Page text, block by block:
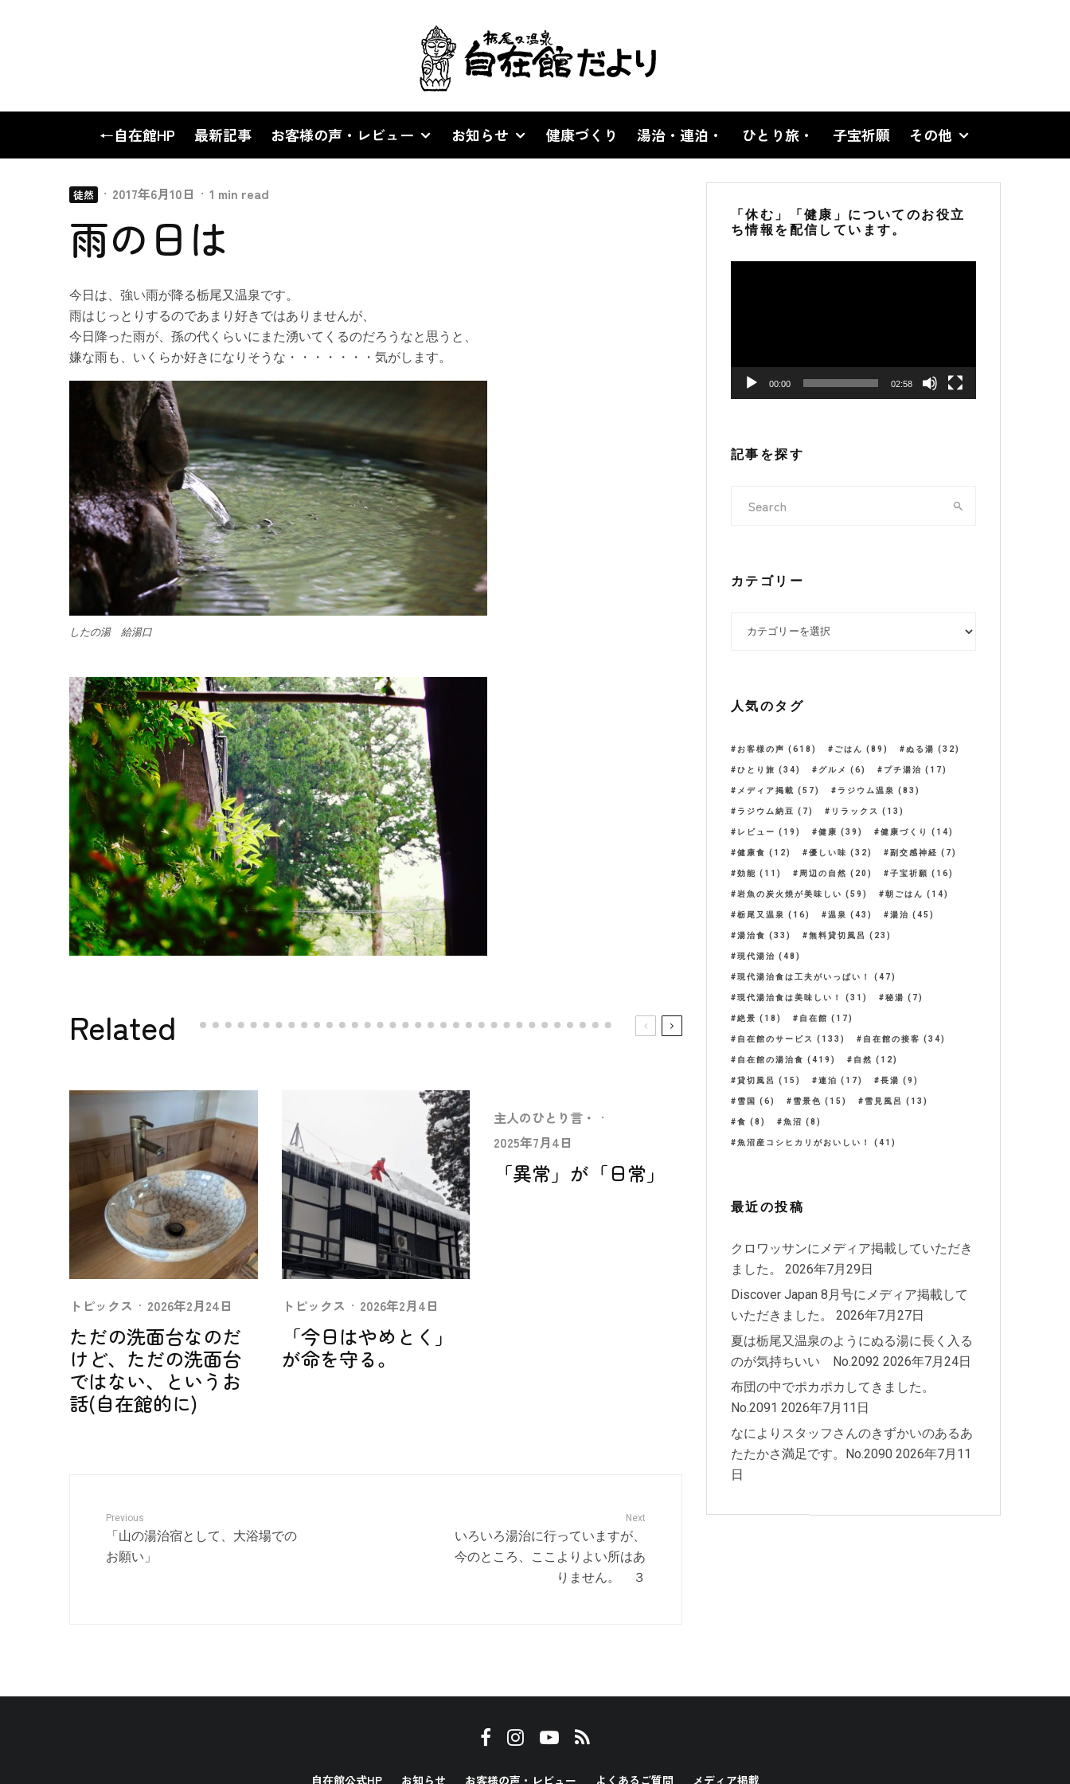
←自在館HP 最新記事 お客様の声・レビュー お知らせ 健康づくり 湯治・連泊・ ひとり旅・ 子宝祈願 その他
徒然 · 2017年6月10日 · 1 min read
雨の日は
今日は、強い雨が降る栃尾又温泉です。
雨はじっとりするのであまり好きではありませんが、
今日降った雨が、孫の代くらいにまた湧いてくるのだろうなと思うと、
嫌な雨も、いくらか好きになりそうな・・・・・・・気がします。
したの湯 給湯口
Related
トピックス · 2026年2月24日
ただの洗面台なのだ
けど、ただの洗面台
ではない、というお
話(自在館的に)
トピックス · 2026年2月4日
「今日はやめとく」
が命を守る。
主人のひとり言・ ·
2025年7月4日
「異常」が「日常」
Previous
「山の湯治宿として、大浴場での
お願い」
Next
いろいろ湯治に行っていますが、
今のところ、ここよりよい所はあ
りません。 ３
「休む」「健康」についてのお役立
ち情報を配信しています。
00:00 02:58
記事を探す
カテゴリー
人気のタグ
お客様の声 (618) ごはん (89) ぬる湯 (32)
ひとり旅 (34) グルメ (6) プチ湯治 (17)
メディア掲載 (57) ラジウム温泉 (83)
ラジウム納豆 (7) リラックス (13)
レビュー (19) 健康 (39) 健康づくり (14)
健康食 (12) 優しい味 (32) 副交感神経 (7)
効能 (11) 周辺の自然 (20) 子宝祈願 (16)
岩魚の炭火焼が美味しい (59) 朝ごはん (14)
栃尾又温泉 (16) 温泉 (43) 湯治 (45)
湯治食 (33) 無料貸切風呂 (23)
現代湯治 (48)
現代湯治食は工夫がいっぱい！ (47)
現代湯治食は美味しい！ (31) 秘湯 (7)
絶景 (18) 自在館 (17)
自在館のサービス (133) 自在館の接客 (34)
自在館の湯治食 (419) 自然 (12)
貸切風呂 (15) 連泊 (17) 長湯 (9)
雪国 (6) 雪景色 (15) 雪見風呂 (13)
食 (8) 魚沼 (8)
魚沼産コシヒカリがおいしい！ (41)
最近の投稿
クロワッサンにメディア掲載していただき
ました。
2026年7月29日
Discover Japan 8月号にメディア掲載して
いただきました。
2026年7月27日
夏は栃尾又温泉のようにぬる湯に長く入る
のが気持ちいい No.2092 2026年7月24日
布団の中でポカポカしてきました。
No.2091 2026年7月11日
なによりスタッフさんのきずかいのあるあ
たたかさ満足です。No.2090 2026年7月11
日
自在館公式HP お知らせ お客様の声・レビュー よくあるご質問 メディア掲載